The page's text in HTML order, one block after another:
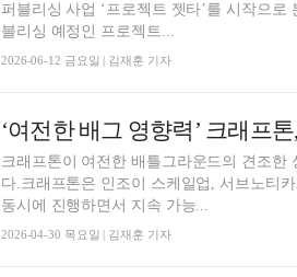
퍼블리싱 사업 ‘프로젝트 젯타’를 시작으
블리싱 예정인 프로젝트...
2026-06-12 금요일 | 김재훈 기자
‘여전한 배그 영향력’ 크래프
크래프톤이 여전한 배틀그라운드의 견조
다.크래프톤은 인조이 스케일업, 서브노티
동시에 진행하면서 지속 가능...
2026-04-30 목요일 | 김재훈 기자